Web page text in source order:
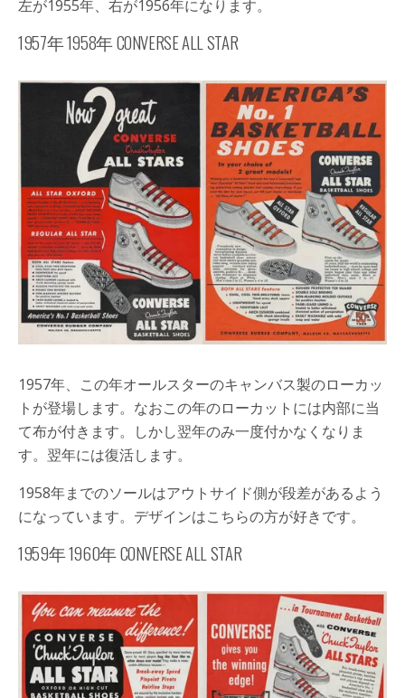
左が1955年、右が1956年になります。
1957年 1958年 CONVERSE ALL STAR
1957年、この年オールスターのキャンバス製のローカッ
トが登場します。なおこの年のローカットには内部に当
て布が付きます。しかし翌年のみ一度付かなくなりま
す。翌年には復活します。
1958年までのソールはアウトサイド側が段差があるよう
になっています。デザインはこちらの方が好きです。
1959年 1960年 CONVERSE ALL STAR